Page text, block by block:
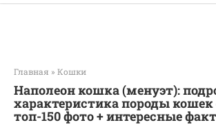
Главная » Кошки
Наполеон кошка (менуэт):
характеристика породы кошек
топ-150 фото + интересные